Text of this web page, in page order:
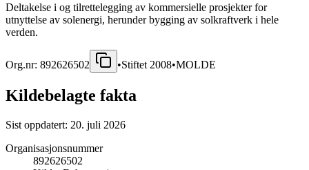
Deltakelse i og tilrettelegging av kommersielle prosjekter for
utnyttelse av solenergi, herunder bygging av solkraftverk i hele
verden.
Org.nr: 892626502 •Stiftet 2008•MOLDE
Kildebelagte fakta
Sist oppdatert: 20. juli 2026
Organisasjonsnummer
892626502